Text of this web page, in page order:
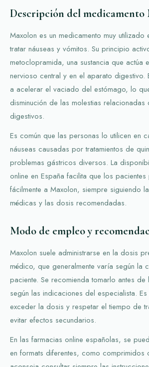
Descripción del medicamento
Maxolon es un medicamento muy utilizado
tratar náuseas y vómitos. Su principio
metoclopramida, una sustancia que actúa
nervioso central y en el aparato digestivo.
a acelerar el vaciado del estómago, lo
disminución de las molestias relacionadas
digestivos.
Es común que las personas lo utilicen en
náuseas causadas por tratamientos de
problemas gástricos diversos. La
online en España facilita que los
fácilmente a Maxolon, siempre siguiendo
médicas y las dosis recomendadas.
Modo de empleo y
Maxolon suele administrarse en la dosis
médico, que generalmente varía según la
paciente. Se recomienda tomarlo antes
según las indicaciones del especialista.
exceder la dosis y respetar el tiempo de
evitar efectos secundarios.
En las farmacias online españolas, se
en formats diferentes, como comprimidos